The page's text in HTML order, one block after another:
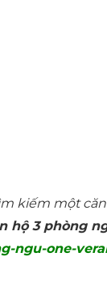
kiếm một
hộ 3 phòng
ngu-one-